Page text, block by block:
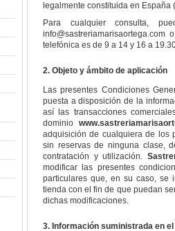
legalmente constituida en
Para cualquier consulta,
telefónica es de 9 a 14 y 16 a
2. Objeto y ámbito de aplicación
Las presentes Condiciones
puesta a disposición de la
así las transacciones
dominio
adquisición de cualquiera de los
sin reservas de ninguna clase,
contratación y utilización.
modificar las presentes
particulares que, en su caso, se
tienda con el fin de que puedan
dichas modificaciones.
3. Información suministrada en